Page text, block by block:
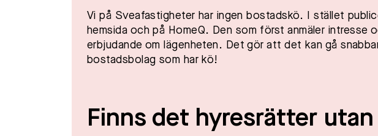
Vi på Sveafastigheter har ingen bostadskö. I stället
hemsida och på HomeQ. Den som först anmäler intresse
erbjudande om lägenheten. Det gör att det kan gå
bostadsbolag som har kö!
Finns det hyresrätter